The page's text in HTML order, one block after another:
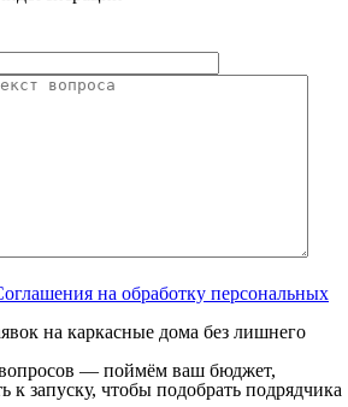
на обработку персональных
на каркасные дома без лишнего
вопросов — поймём ваш бюджет,
к запуску, чтобы подобрать подрядчика